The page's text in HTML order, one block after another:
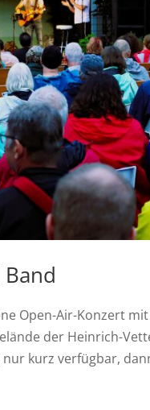
Open-Air-Konzert
der Heinrich-
kurz verfügbar,